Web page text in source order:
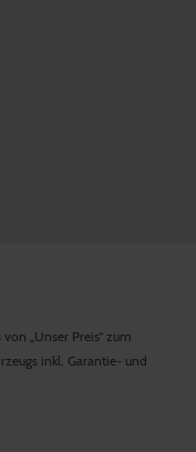
„Unser Preis“ zum
inkl. Garantie- und